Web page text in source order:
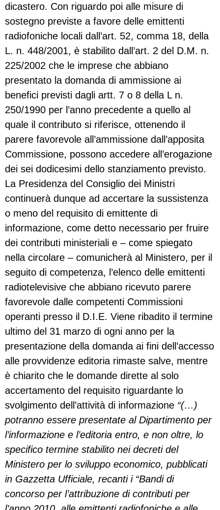
dicastero. Con riguardo poi alle misure di
sostegno previste a favore delle emittenti
radiofoniche locali dall’art. 52, comma 18, della
L. n. 448/2001, è stabilito dall’art. 2 del D.M. n.
225/2002 che le imprese che abbiano
presentato la domanda di ammissione ai
benefici previsti dagli artt. 7 o 8 della L n.
250/1990 per l’anno precedente a quello al
quale il contributo si riferisce, ottenendo il
parere favorevole all’ammissione dall’apposita
Commissione, possono accedere all’erogazione
dei sei dodicesimi dello stanziamento previsto.
La Presidenza del Consiglio dei Ministri
continuerà dunque ad accertare la sussistenza
o meno del requisito di emittente di
informazione, come detto necessario per fruire
dei contributi ministeriali e – come spiegato
nella circolare – comunicherà al Ministero, per il
seguito di competenza, l’elenco delle emittenti
radiotelevisive che abbiano ricevuto parere
favorevole dalle competenti Commissioni
operanti presso il D.I.E. Viene ribadito il termine
ultimo del 31 marzo di ogni anno per la
presentazione della domanda ai fini dell’accesso
alle provvidenze editoria rimaste salve, mentre
è chiarito che le domande dirette al solo
accertamento del requisito riguardante lo
svolgimento dell’attività di informazione “(…)
potranno essere presentate al Dipartimento per
l’informazione e l’editoria entro, e non oltre, lo
specifico termine stabilito nei decreti del
Ministero per lo sviluppo economico, pubblicati
in Gazzetta Ufficiale, recanti i “Bandi di
concorso per l’attribuzione di contributi per